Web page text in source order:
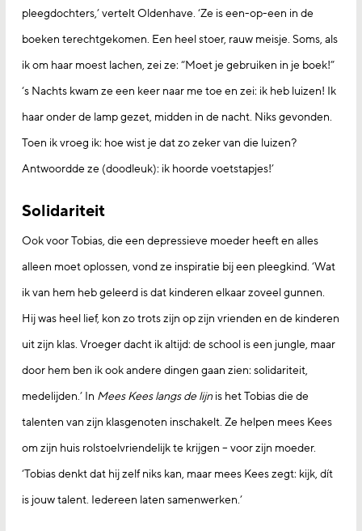
pleegdochters,’ vertelt Oldenhave. ‘Ze is een-op-een in de
boeken terechtgekomen. Een heel stoer, rauw meisje. Soms, als
ik om haar moest lachen, zei ze: “Moet je gebruiken in je boek!”
‘s Nachts kwam ze een keer naar me toe en zei: ik heb luizen! Ik
haar onder de lamp gezet, midden in de nacht. Niks gevonden.
Toen ik vroeg ik: hoe wist je dat zo zeker van die luizen?
Antwoordde ze (doodleuk): ik hoorde voetstapjes!’
Solidariteit
Ook voor Tobias, die een depressieve moeder heeft en alles
alleen moet oplossen, vond ze inspiratie bij een pleegkind. ‘Wat
ik van hem heb geleerd is dat kinderen elkaar zoveel gunnen.
Hij was heel lief, kon zo trots zijn op zijn vrienden en de kinderen
uit zijn klas. Vroeger dacht ik altijd: de school is een jungle, maar
door hem ben ik ook andere dingen gaan zien: solidariteit,
medelijden.’ In Mees Kees langs de lijn is het Tobias die de
talenten van zijn klasgenoten inschakelt. Ze helpen mees Kees
om zijn huis rolstoelvriendelijk te krijgen – voor zijn moeder.
‘Tobias denkt dat hij zelf niks kan, maar mees Kees zegt: kijk, dít
is jouw talent. Iedereen laten samenwerken.’